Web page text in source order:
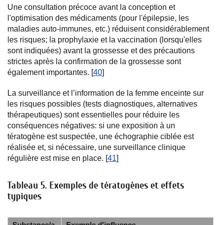
Une consultation précoce avant la conception et
l'optimisation des médicaments (pour l'épilepsie, les
maladies auto-immunes, etc.) réduisent considérablement
les risques; la prophylaxie et la vaccination (lorsqu'elles
sont indiquées) avant la grossesse et des précautions
strictes après la confirmation de la grossesse sont
également importantes. [40]
La surveillance et l’information de la femme enceinte sur
les risques possibles (tests diagnostiques, alternatives
thérapeutiques) sont essentielles pour réduire les
conséquences négatives: si une exposition à un
tératogène est suspectée, une échographie ciblée est
réalisée et, si nécessaire, une surveillance clinique
régulière est mise en place. [41]
Tableau 5. Exemples de tératogènes et effets
typiques